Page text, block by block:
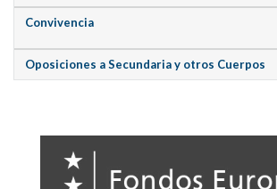
Convivencia
Oposiciones a Secundaria y otros Cuerpos